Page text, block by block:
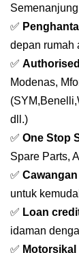
✅
depan rumah
✅
Modenas,
dll.)
✅ One Stop
Spare Parts,
✅
untuk
✅ Loan
idaman
✅